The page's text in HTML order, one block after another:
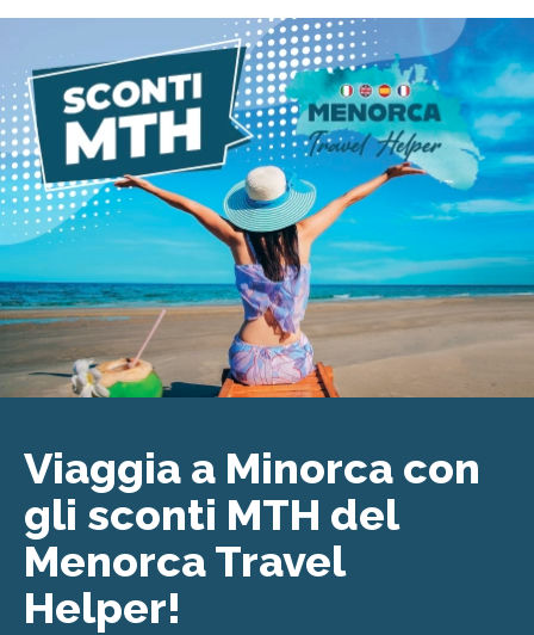
Viaggia a Minorca con
gli sconti MTH del
Menorca Travel
Helper!